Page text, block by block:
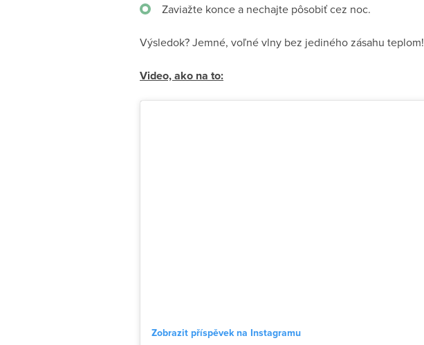
Zaviažte konce a nechajte pôsobiť cez noc.
Výsledok? Jemné, voľné vlny bez jediného zásahu teplom!
Video, ako na to:
Zobrazit příspěvek na Instagramu